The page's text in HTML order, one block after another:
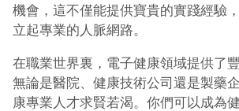
機會，這不僅能提供寶貴的實踐經驗
立起專業的人脈網路。
在職業世界裏，電子健康領域提供了
無論是醫院、健康技術公司還是製藥
康專業人才求賢若渴。你們可以成為